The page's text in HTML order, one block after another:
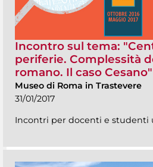
Incontro sul tema:
periferie. Complessità
romano. Il caso Cesano"
Museo di Roma in Trastevere
31/01/2017
Incontri per docenti e studenti